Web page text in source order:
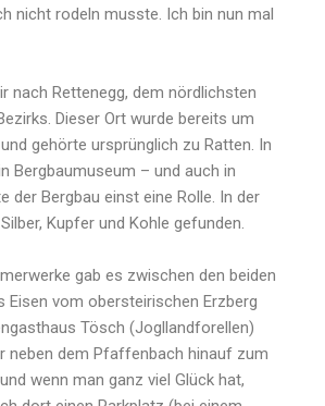
nicht rodeln musste. Ich bin nun mal
nach Rettenegg, dem nördlichsten
Dieser Ort wurde bereits um
gehörte ursprünglich zu Ratten. In
Bergbaumuseum – und auch in
der Bergbau einst eine Rolle. In der
Kupfer und Kohle gefunden.
gab es zwischen den beiden
Eisen vom obersteirischen Erzberg
Tösch (Jogllandforellen)
neben dem Pfaffenbach hinauf zum
wenn man ganz viel Glück hat,